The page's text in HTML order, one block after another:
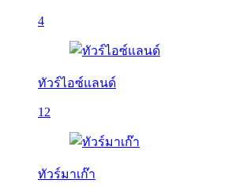
4
ทัวร์ไอซ์แลนด์
12
ทัวร์มาเก๊า